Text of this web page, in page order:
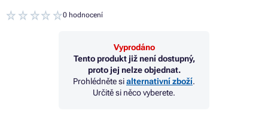
0 hodnocení
Vyprodáno
Tento produkt již není dostupný,
proto jej nelze objednat.
Prohlédněte sialternativní zboží.
Určitě si něco vyberete.